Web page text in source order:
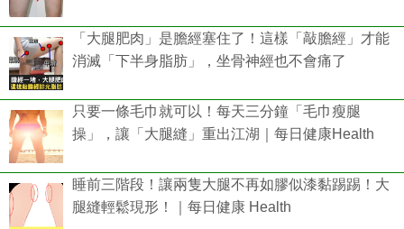
「大腿肥肉」是膽經塞住了！這樣「敲膽經」才能
消滅「下半身脂肪」，坐骨神經也不會痛了
只要一條毛巾就可以！每天三分鐘「毛巾瘦腿
操」，讓「大腿縫」重出江湖｜每日健康Health
睡前三階段！讓兩隻大腿不再如膠似漆黏踢踢！大
腿縫輕鬆現形！｜每日健康 Health